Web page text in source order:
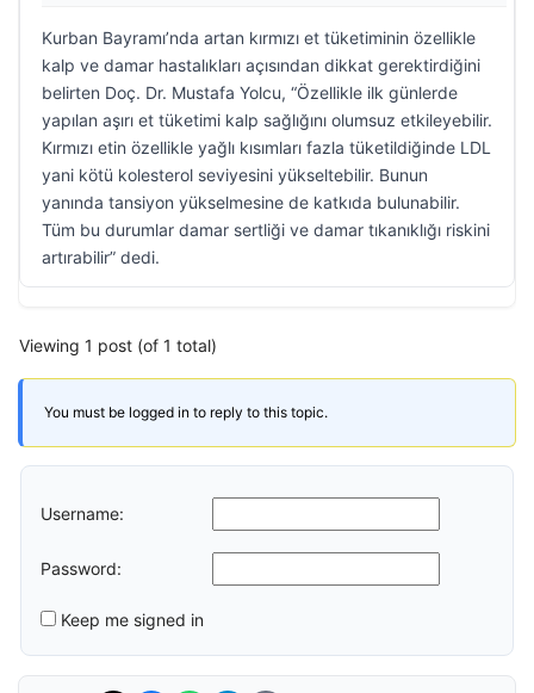
Kurban Bayramı’nda artan kırmızı et tüketiminin özellikle
kalp ve damar hastalıkları açısından dikkat gerektirdiğini
belirten Doç. Dr. Mustafa Yolcu, “Özellikle ilk günlerde
yapılan aşırı et tüketimi kalp sağlığını olumsuz etkileyebilir.
Kırmızı etin özellikle yağlı kısımları fazla tüketildiğinde LDL
yani kötü kolesterol seviyesini yükseltebilir. Bunun
yanında tansiyon yükselmesine de katkıda bulunabilir.
Tüm bu durumlar damar sertliği ve damar tıkanıklığı riskini
artırabilir” dedi.
Viewing 1 post (of 1 total)
You must be logged in to reply to this topic.
Username:
Password:
Keep me signed in